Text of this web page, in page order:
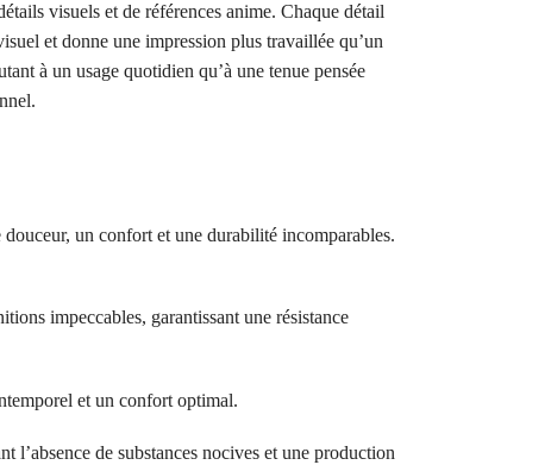
visuels et de références anime. Chaque détail
et donne une impression plus travaillée qu’un
à un usage quotidien qu’à une tenue pensée
un confort et une durabilité incomparables.
impeccables, garantissant une résistance
et un confort optimal.
de substances nocives et une production